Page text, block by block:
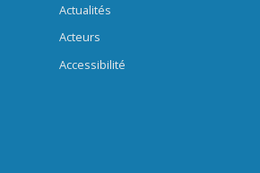
Actualités
Acteurs
Accessibilité